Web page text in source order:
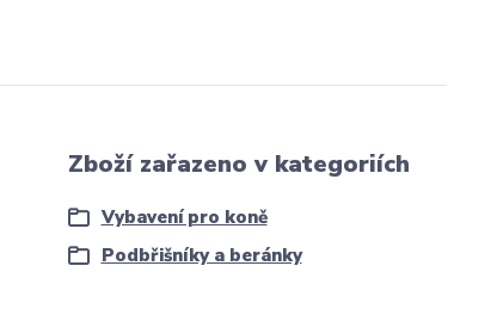
Zboží zařazeno v kategoriích
Vybavení pro koně
Podbřišníky a beránky